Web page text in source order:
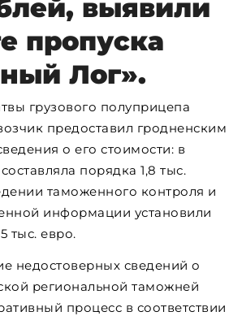
выявили
пропуска
Лог».
грузового полуприцепа
предоставил гродненским
о его стоимости: в
порядка 1,8 тыс.
таможенного контроля и
информации установили
тыс. евро.
недостоверных сведений о
региональной таможней
процесс в соответствии